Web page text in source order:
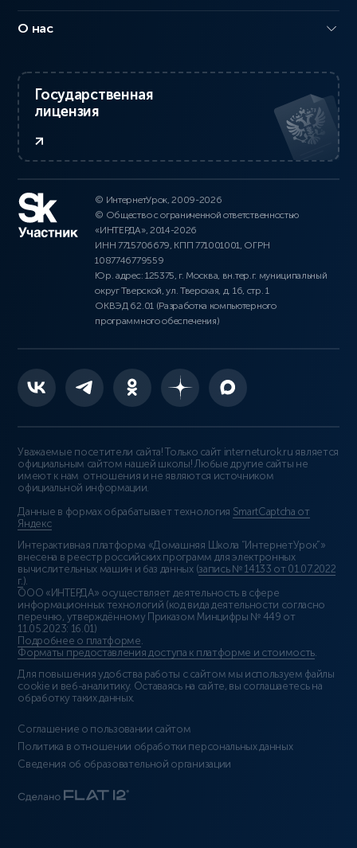
О нас
Государственная
лицензия
© ИнтернетУрок, 2009-2026
© Общество с ограниченной ответственностью
«ИНТЕРДА», 2014-2026
ИНН 7715706679, КПП 771001001, ОГРН
1087746779559
Юр. адрес: 125375, г. Москва, вн.тер.г. муниципальный
округ Тверской, ул. Тверская, д. 16, стр. 1
ОКВЭД 62.01 (Разработка компьютерного
программного обеспечения)
Уважаемые посетители сайта! Только сайт interneturok.ru является
официальным сайтом нашей школы! Любые другие сайты не
имеют к нам отношения и не являются источником
официальной информации.
Данные в формах обрабатывает технология SmartCaptcha от
Яндекс
Интерактивная платформа «Домашняя Школа “ИнтернетУрок”»
внесена в реестр российских программ для электронных
вычислительных машин и баз данных (запись № 14133 от 01.07.2022
г.).
ООО «ИНТЕРДА» осуществляет деятельность в сфере
информационных технологий (код вида деятельности согласно
перечню, утверждённому Приказом Минцифры № 449 от
11.05.2023: 16.01)
Подробнее о платформе.
Форматы предоставления доступа к платформе и стоимость.
Для повышения удобства работы с сайтом мы используем файлы
cookie и веб-аналитику. Оставаясь на сайте, вы соглашаетесь на
обработку таких данных.
Соглашение о пользовании сайтом
Политика в отношении обработки персональных данных
Сведения об образовательной организации